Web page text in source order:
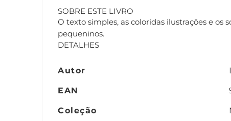
SOBRE ESTE LIVRO
O texto simples, as coloridas ilustrações e
pequeninos.
DETALHES
Autor
EAN
Coleção